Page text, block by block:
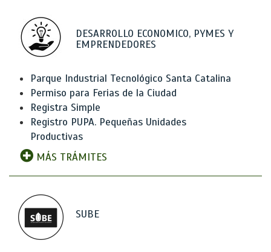
DESARROLLO ECONOMICO, PYMES Y
EMPRENDEDORES
Parque Industrial Tecnológico Santa Catalina
Permiso para Ferias de la Ciudad
Registra Simple
Registro PUPA. Pequeñas Unidades
Productivas
MÁS TRÁMITES
SUBE